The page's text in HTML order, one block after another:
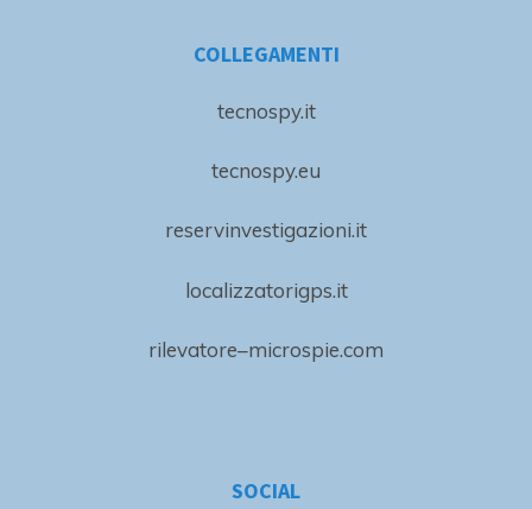
COLLEGAMENTI
tecnospy.it
tecnospy.eu
reservinvestigazioni.it
localizzatorigps.it
rilevatore–microspie.com
SOCIAL